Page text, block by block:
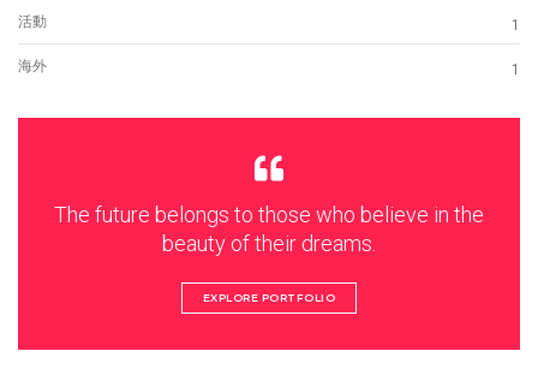
活動 1
海外 1
The future belongs to those who believe in the
beauty of their dreams.
EXPLORE PORTFOLIO